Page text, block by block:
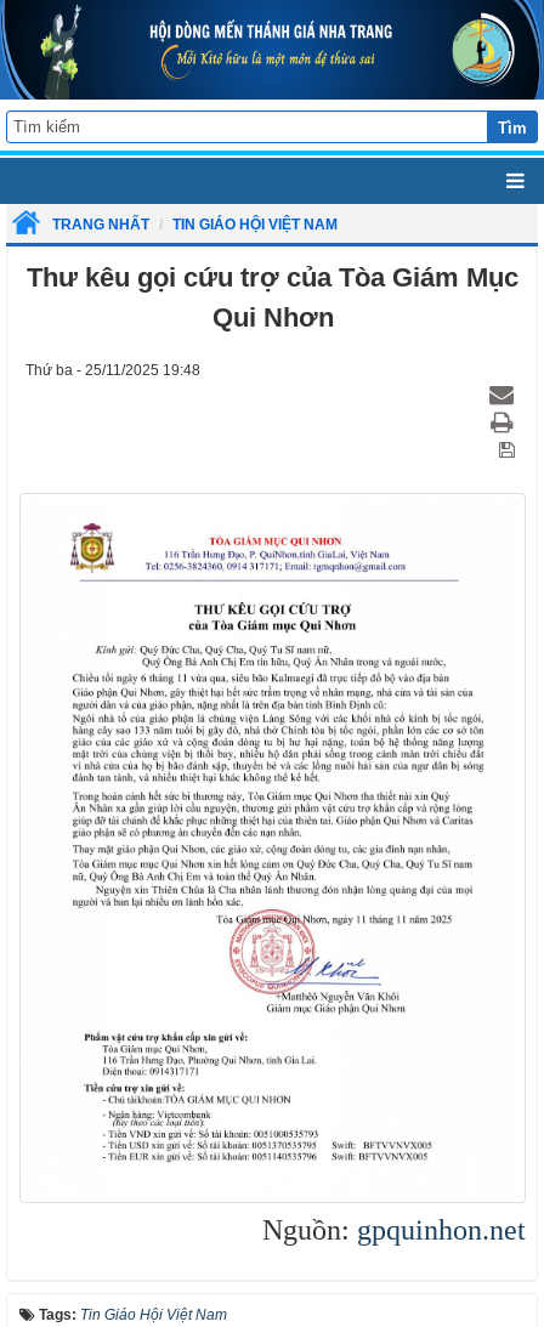
Tìm
TRANG NHẤT TIN GIÁO HỘI VIỆT NAM
Thư kêu gọi cứu trợ của Tòa Giám Mục
Qui Nhơn
Thứ ba - 25/11/2025 19:48
Nguồn: gpquinhon.net
Tags: Tin Giáo Hội Việt Nam